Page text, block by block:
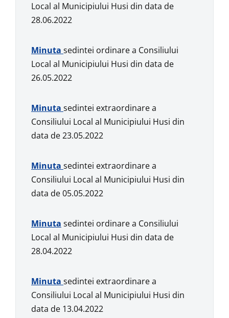
Local al Municipiului Husi din data de
28.06.2022
Minuta sedintei ordinare a Consiliului
Local al Municipiului Husi din data de
26.05.2022
Minuta sedintei extraordinare a
Consiliului Local al Municipiului Husi din
data de 23.05.2022
Minuta sedintei extraordinare a
Consiliului Local al Municipiului Husi din
data de 05.05.2022
Minuta sedintei ordinare a Consiliului
Local al Municipiului Husi din data de
28.04.2022
Minuta sedintei extraordinare a
Consiliului Local al Municipiului Husi din
data de 13.04.2022